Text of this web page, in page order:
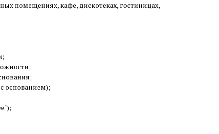
помещениях, кафе, дискотеках, гостиницах,
основанием);